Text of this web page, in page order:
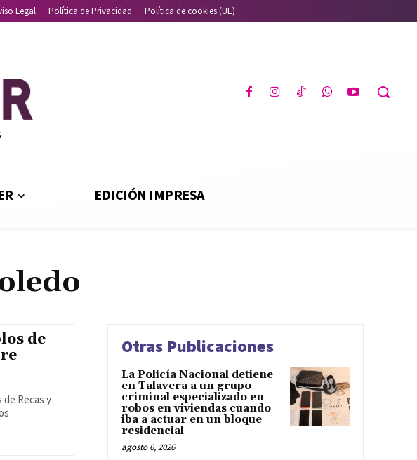
Legal Política de Privacidad Política de cookies (UE)
EDICIÓN IMPRESA
de
de Recas y
Otras Publicaciones
La Policía Nacional detiene
en Talavera a un grupo
criminal especializado en
robos en viviendas cuando
iba a actuar en un bloque
residencial
agosto 6, 2026